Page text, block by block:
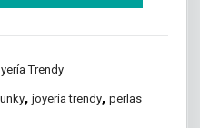
Trendy
, joyeria trendy, perlas